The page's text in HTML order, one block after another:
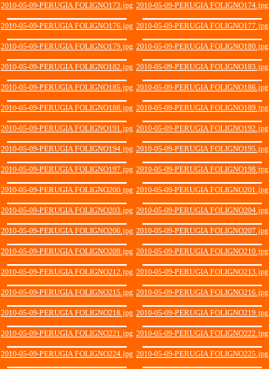
2010-05-09-PERUGIA FOLIGNO173.jpg 2010-05-09-PERUGIA FOLIGNO174.jpg
2010-05-09-PERUGIA FOLIGNO176.jpg 2010-05-09-PERUGIA FOLIGNO177.jpg
2010-05-09-PERUGIA FOLIGNO179.jpg 2010-05-09-PERUGIA FOLIGNO180.jpg
2010-05-09-PERUGIA FOLIGNO182.jpg 2010-05-09-PERUGIA FOLIGNO183.jpg
2010-05-09-PERUGIA FOLIGNO185.jpg 2010-05-09-PERUGIA FOLIGNO186.jpg
2010-05-09-PERUGIA FOLIGNO188.jpg 2010-05-09-PERUGIA FOLIGNO189.jpg
2010-05-09-PERUGIA FOLIGNO191.jpg 2010-05-09-PERUGIA FOLIGNO192.jpg
2010-05-09-PERUGIA FOLIGNO194.jpg 2010-05-09-PERUGIA FOLIGNO195.jpg
2010-05-09-PERUGIA FOLIGNO197.jpg 2010-05-09-PERUGIA FOLIGNO198.jpg
2010-05-09-PERUGIA FOLIGNO200.jpg 2010-05-09-PERUGIA FOLIGNO201.jpg
2010-05-09-PERUGIA FOLIGNO203.jpg 2010-05-09-PERUGIA FOLIGNO204.jpg
2010-05-09-PERUGIA FOLIGNO206.jpg 2010-05-09-PERUGIA FOLIGNO207.jpg
2010-05-09-PERUGIA FOLIGNO209.jpg 2010-05-09-PERUGIA FOLIGNO210.jpg
2010-05-09-PERUGIA FOLIGNO212.jpg 2010-05-09-PERUGIA FOLIGNO213.jpg
2010-05-09-PERUGIA FOLIGNO215.jpg 2010-05-09-PERUGIA FOLIGNO216.jpg
2010-05-09-PERUGIA FOLIGNO218.jpg 2010-05-09-PERUGIA FOLIGNO219.jpg
2010-05-09-PERUGIA FOLIGNO221.jpg 2010-05-09-PERUGIA FOLIGNO222.jpg
2010-05-09-PERUGIA FOLIGNO224.jpg 2010-05-09-PERUGIA FOLIGNO225.jpg